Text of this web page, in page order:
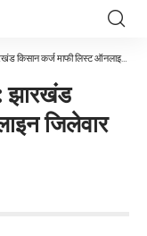
माफी लिस्ट ऑनलाइन जिलेवार लाभार्थी सूची
झारखंड
जिलेवार